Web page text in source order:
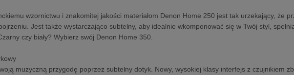
wzornictwu i znakomitej jakości materiałom Denon Home 250 jest tak urzekający, że
Jest także wystarczająco subtelny, aby idealnie wkomponować się w Twój styl,
czy biały? Wybierz swój Denon Home 350.
muzyczną przygodę poprzez subtelny dotyk. Nowy, wysokiej klasy interfejs z czujnikiem